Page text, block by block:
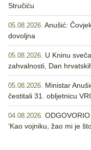
Stručiću
05.08.2026. Anušić:
dovoljna
05.08.2026. U Kninu
zahvalnosti, Dan
05.08.2026. Ministar
čestitali 31. obljetnicu
04.08.2026.
‘Kao vojniku, žao mi je